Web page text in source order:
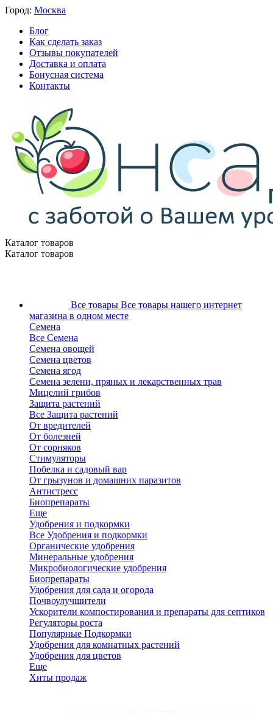
Город: Москва
Блог
Как сделать заказ
Отзывы покупателей
Доставка и оплата
Бонусная система
Контакты
Каталог товаров
Каталог товаров
Все товары Все товары нашего интернет
магазина в одном месте
Семена
Все Семена
Семена овощей
Семена цветов
Семена ягод
Семена зелени, пряных и лекарственных трав
Мицелий грибов
Защита растений
Все Защита растений
От вредителей
От болезней
От сорняков
Стимуляторы
Побелка и садовый вар
От грызунов и домашних паразитов
Антистресс
Биопрепараты
Еще
Удобрения и подкормки
Все Удобрения и подкормки
Органические удобрения
Минеральные удобрения
Микробиологические удобрения
Биопрепараты
Удобрения для сада и огорода
Почвоулучшители
Ускорители компостирования и препараты для септиков
Регуляторы роста
Популярные Подкормки
Удобрения для комнатных растений
Удобрения для цветов
Еще
Хиты продаж